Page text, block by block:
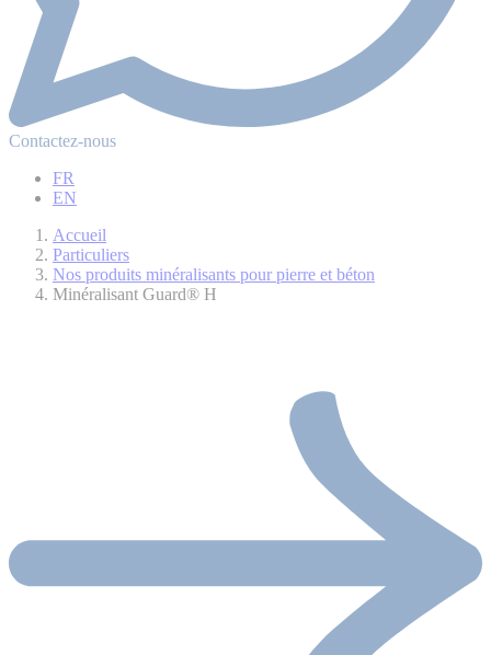
Contactez-nous
FR
EN
Accueil
Particuliers
Nos produits minéralisants pour pierre et béton
Minéralisant Guard® H